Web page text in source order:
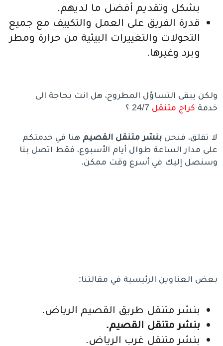
بشكل وتقديم أفضل ما لديهم.
قدرة الفريق على العمل والتكييف مع جميع
التحولات والتغييرات البيئية من حرارة ومطر
وبرد وغيرها.
ولكن يبقى التساؤل المطروح، هل انت بحاجة الى
خدمة كراج متنقل
لا تقلق، فنحنبنشر متنقل القصيم هنا في خدمتكم
على مدار الساعة طوال أيام الأسبوع، فقط اتصل بنا
وسنصل إليك في أسرع وقت ممكن.
بعض العناوين الرئيسية في مقالتنا:
بنشر متنقل طريق القصيم الرياض.
بنشر متنقل القصيم.
بنشر متنقل غرب الرياض.